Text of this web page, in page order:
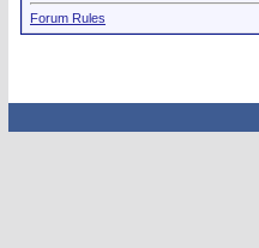
Forum Rules